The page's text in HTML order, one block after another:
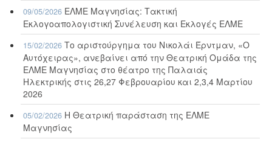
09/05/2026 ΕΛΜΕ Μαγνησίας: Τακτική
Εκλογοαπολογιστική Συνέλευση και Εκλογές ΕΛΜΕ
15/02/2026 Το αριστούργημα του Νικολάι Έρντμαν, «Ο
Αυτόχειρας», ανεβαίνει από την Θεατρική Ομάδα της
ΕΛΜΕ Μαγνησίας στο θέατρο της Παλαιάς
Ηλεκτρικής στις 26,27 Φεβρουαρίου και 2,3,4 Μαρτίου
2026
05/02/2026 Η Θεατρική παράσταση της ΕΛΜΕ
Μαγνησίας